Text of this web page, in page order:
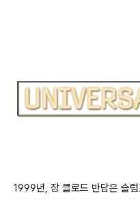
1999년, 장 클로드 반담은 슬